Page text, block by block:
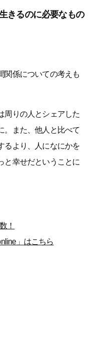
きるのに必要なもの
関係についての考えも
周りの人とシェアした
。また、他人と比べて
るより、人になにかを
と幸せだということに
！
」はこちら